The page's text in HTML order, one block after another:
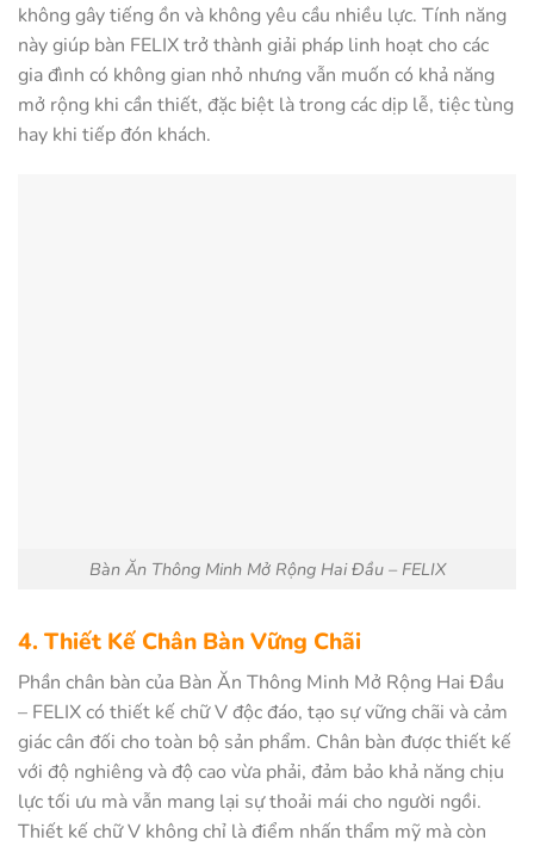
không gây tiếng ồn và không yêu cầu nhiều lực. Tính năng
này giúp bàn FELIX trở thành giải pháp linh hoạt cho các
gia đình có không gian nhỏ nhưng vẫn muốn có khả năng
mở rộng khi cần thiết, đặc biệt là trong các dịp lễ, tiệc tùng
hay khi tiếp đón khách.
Bàn Ăn Thông Minh Mở Rộng Hai Đầu – FELIX
4. Thiết Kế Chân Bàn Vững Chãi
Phần chân bàn của Bàn Ăn Thông Minh Mở Rộng Hai Đầu
– FELIX có thiết kế chữ V độc đáo, tạo sự vững chãi và cảm
giác cân đối cho toàn bộ sản phẩm. Chân bàn được thiết kế
với độ nghiêng và độ cao vừa phải, đảm bảo khả năng chịu
lực tối ưu mà vẫn mang lại sự thoải mái cho người ngồi.
Thiết kế chữ V không chỉ là điểm nhấn thẩm mỹ mà còn